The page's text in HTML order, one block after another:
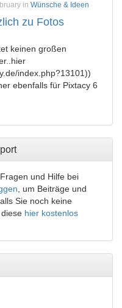
in Wünsche & Ideen
zu Fotos
keinen großen
index.php?13101))
ebenfalls für Pixtacy 6
und Hilfe bei
, um Beiträge und
Sie noch keine
hier kostenlos